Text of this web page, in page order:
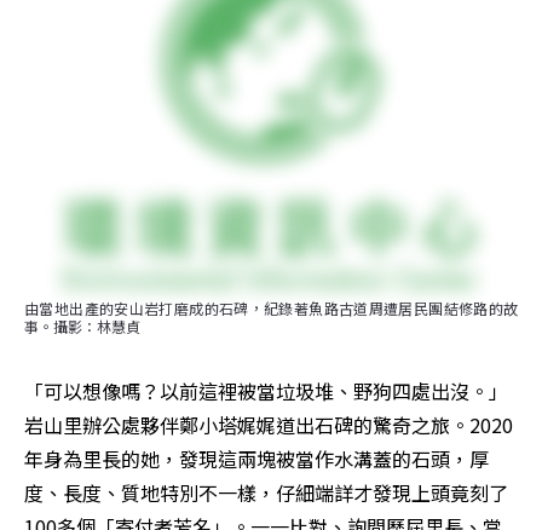
由當地出產的安山岩打磨成的石碑，紀錄著魚路古道周遭居民團結修路的故
事。攝影：林慧貞
「可以想像嗎？以前這裡被當垃圾堆、野狗四處出沒。」
岩山里辦公處夥伴鄭小塔娓娓道出石碑的驚奇之旅。2020
年身為里長的她，發現這兩塊被當作水溝蓋的石頭，厚
度、長度、質地特別不一樣，仔細端詳才發現上頭竟刻了